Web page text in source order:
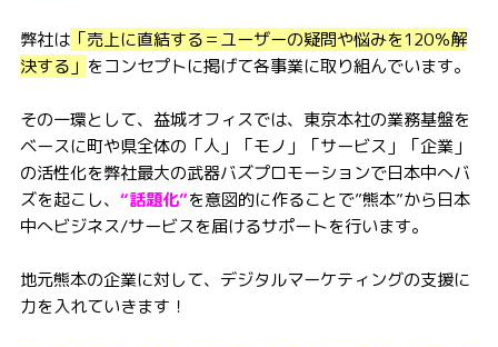
弊社は「売上に直結する＝ユーザーの疑問や悩みを120％解
決する」 をコンセプトに掲げて各事業に取り組んでいます。
その一環として、益城オフィスでは、東京本社の業務基盤を
ベースに町や県全体の「人」「モノ」「サービス」「企業」
の活性化を弊社最大の武器バズプロモーションで日本中へバ
ズを起こし、 “話題化”を意図的に作ることで”熊本”から日本
中へビジネス/サービスを届けるサポートを行います。
地元熊本の企業に対して、デジタルマーケティングの支援に
力を入れていきます！